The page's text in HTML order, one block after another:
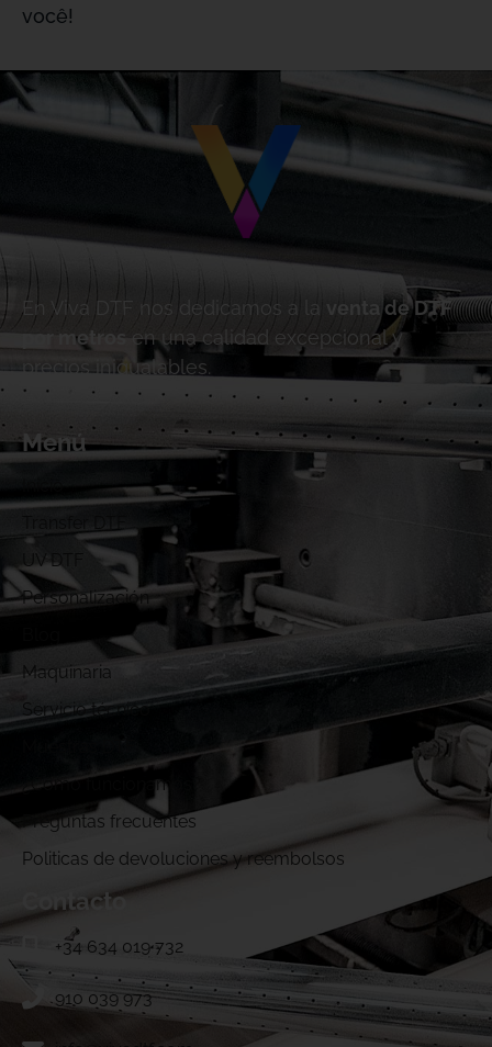
você!
En Viva DTF nos dedicamos a la
venta de DTF
por metros
en una calidad excepcional y
precios inigualables.
Menú
UV DTF
Personalización
Maquinaria
Servicio técnico
¿Cómo funcionamos?
Preguntas frecuentes
Politicas de devoluciones y reembolsos
Contacto
+34 634 019 732
910 039 973